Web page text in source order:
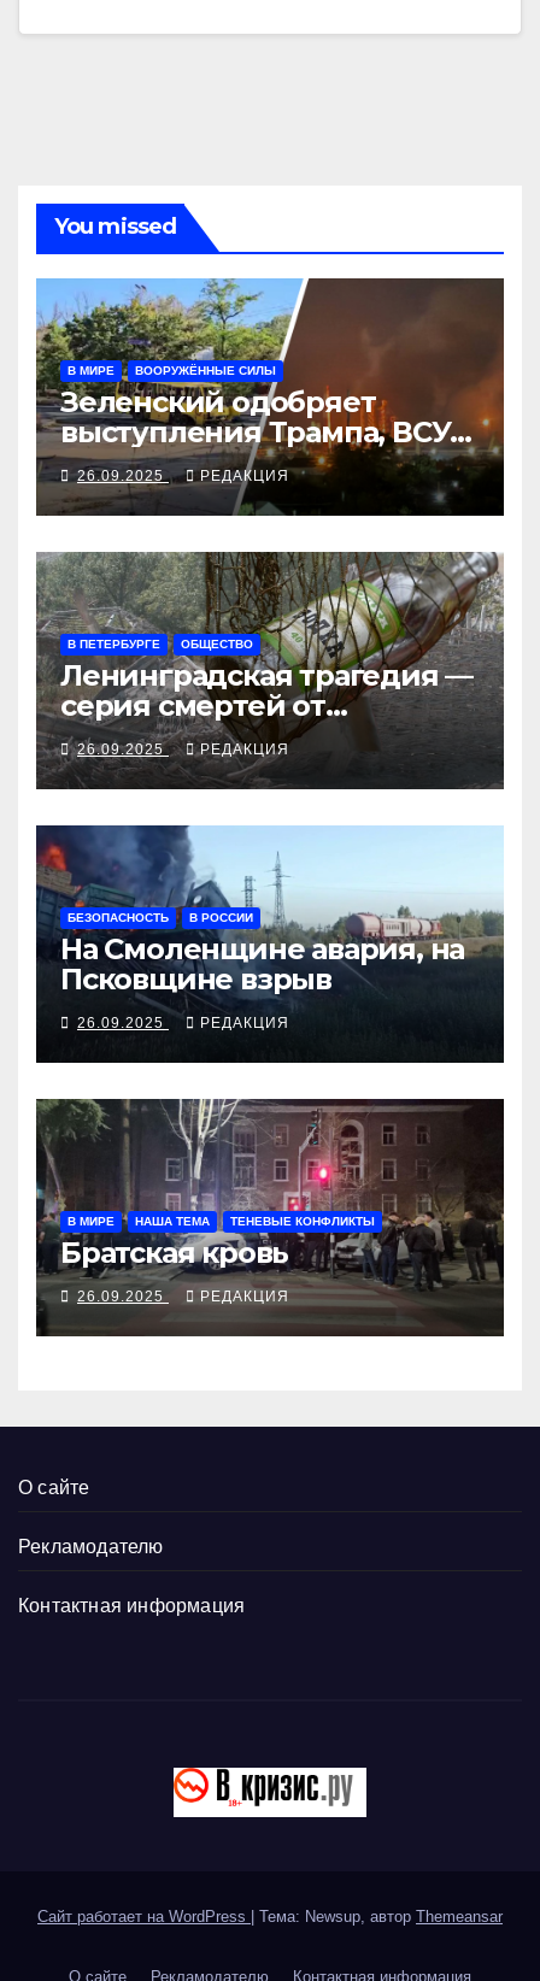
You missed
В МИРЕ ВООРУЖЁННЫЕ СИЛЫ
Зеленский одобряет
выступления Трампа, ВСУ
закрыли Добропольский
рубеж
26.09.2025 РЕДАКЦИЯ
В ПЕТЕРБУРГЕ ОБЩЕСТВО
Ленинградская трагедия —
серия смертей от
алкосуррогата
26.09.2025 РЕДАКЦИЯ
БЕЗОПАСНОСТЬ В РОССИИ
На Смоленщине авария, на
Псковщине взрыв
26.09.2025 РЕДАКЦИЯ
В МИРЕ НАША ТЕМА ТЕНЕВЫЕ КОНФЛИКТЫ
Братская кровь
26.09.2025 РЕДАКЦИЯ
О сайте
Рекламодателю
Контактная информация
Сайт работает на WordPress Тема: Newsup, автор Themeansar
О сайте Рекламодателю Контактная информация